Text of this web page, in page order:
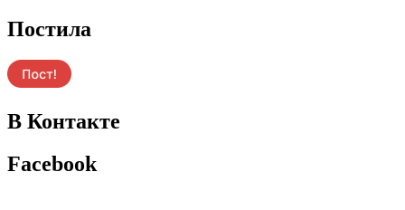
Постила
В Контакте
Facebook